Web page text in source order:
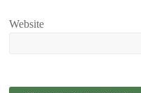
Website